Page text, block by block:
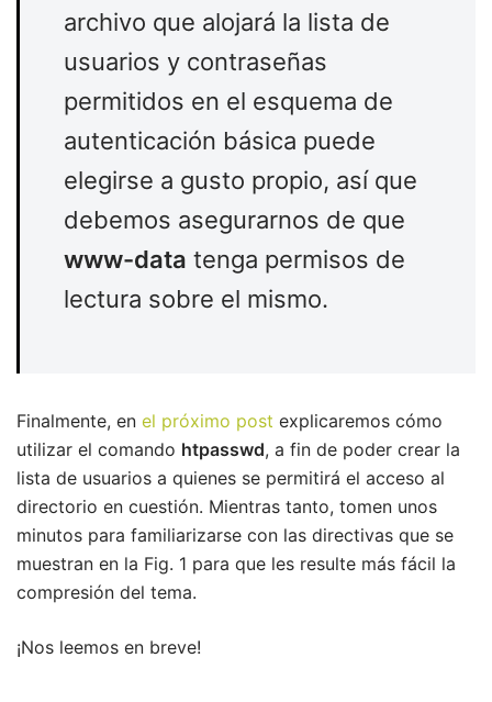
archivo que alojará la lista de
usuarios y contraseñas
permitidos en el esquema de
autenticación básica puede
elegirse a gusto propio, así que
debemos asegurarnos de que
www-data tenga permisos de
lectura sobre el mismo.
Finalmente, en el próximo post explicaremos cómo
utilizar el comando htpasswd, a fin de poder crear la
lista de usuarios a quienes se permitirá el acceso al
directorio en cuestión. Mientras tanto, tomen unos
minutos para familiarizarse con las directivas que se
muestran en la Fig. 1 para que les resulte más fácil la
compresión del tema.
¡Nos leemos en breve!